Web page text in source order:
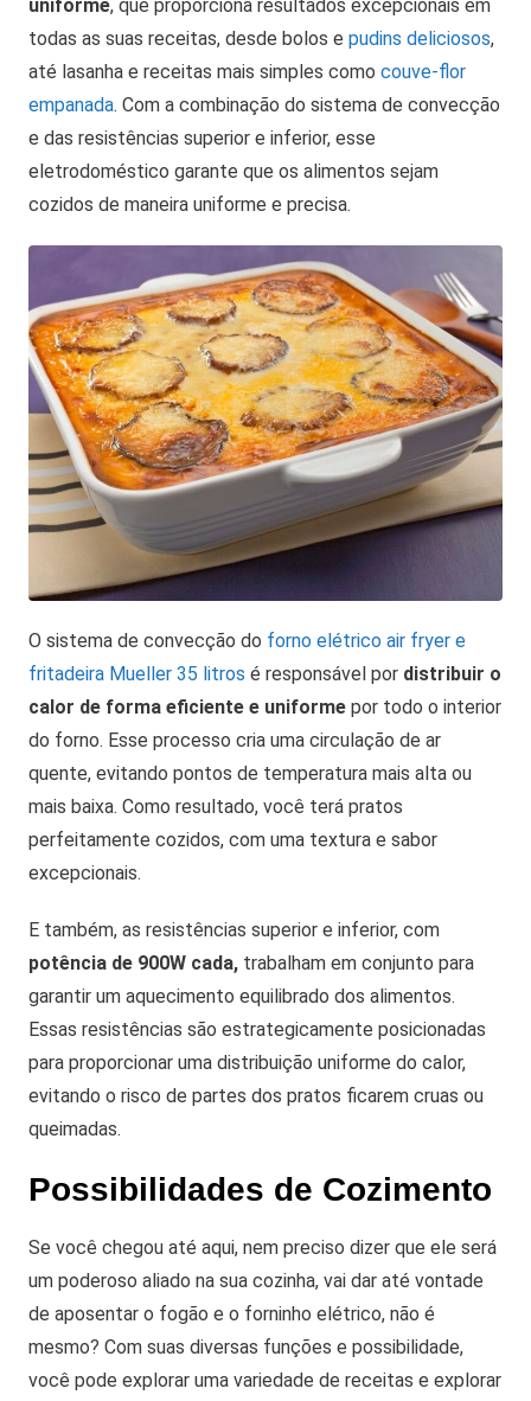
uniforme, que proporciona resultados excepcionais em
todas as suas receitas, desde bolos e pudins deliciosos,
até lasanha e receitas mais simples como couve-flor
empanada. Com a combinação do sistema de convecção
e das resistências superior e inferior, esse
eletrodoméstico garante que os alimentos sejam
cozidos de maneira uniforme e precisa.
O sistema de convecção do forno elétrico air fryer e
fritadeira Mueller 35 litros é responsável por distribuir o
calor de forma eficiente e uniforme por todo o interior
do forno. Esse processo cria uma circulação de ar
quente, evitando pontos de temperatura mais alta ou
mais baixa. Como resultado, você terá pratos
perfeitamente cozidos, com uma textura e sabor
excepcionais.
E também, as resistências superior e inferior, com
potência de 900W cada, trabalham em conjunto para
garantir um aquecimento equilibrado dos alimentos.
Essas resistências são estrategicamente posicionadas
para proporcionar uma distribuição uniforme do calor,
evitando o risco de partes dos pratos ficarem cruas ou
queimadas.
Possibilidades de Cozimento
Se você chegou até aqui, nem preciso dizer que ele será
um poderoso aliado na sua cozinha, vai dar até vontade
de aposentar o fogão e o forninho elétrico, não é
mesmo? Com suas diversas funções e possibilidade,
você pode explorar uma variedade de receitas e explorar